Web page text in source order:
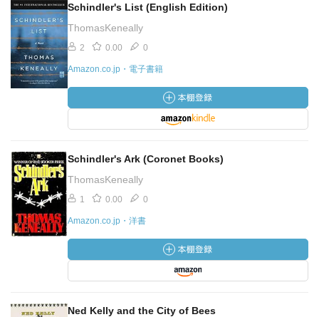
Schindler's List (English Edition)
ThomasKeneally
2 0.00 0
Amazon.co.jp・電子書籍
Schindler's Ark (Coronet Books)
ThomasKeneally
1 0.00 0
Amazon.co.jp・洋書
Ned Kelly and the City of Bees